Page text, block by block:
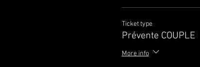
Ticket type
Prévente COUPLE
More info